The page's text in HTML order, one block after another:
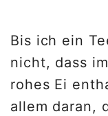
Bis ich ein
nicht, dass
rohes Ei
allem daran,